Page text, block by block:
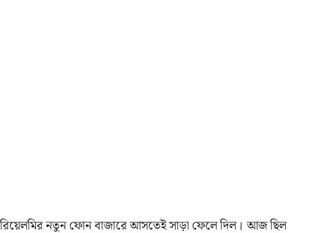
রিয়েলমির নতুন ফোন বাজারে আসতেই সাড়া ফেলে দিল। আজ ছিল